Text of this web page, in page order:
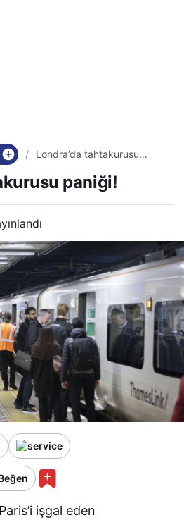
Londra’da tahtakurusu
paniği!
işgal eden